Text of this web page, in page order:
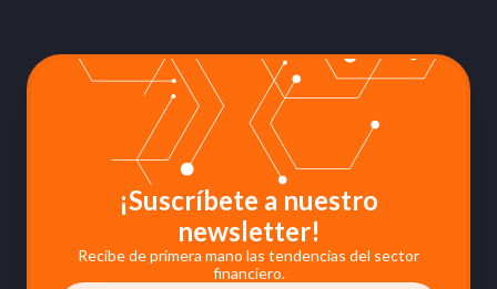
¡Suscríbete a nuestro
newsletter!
Recibe de primera mano las tendencias del sector
financiero.